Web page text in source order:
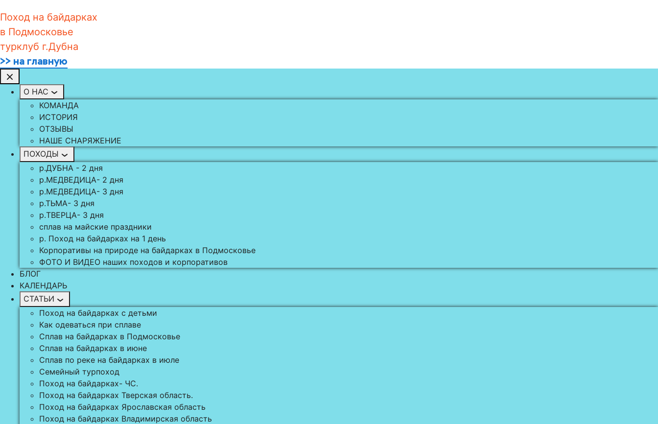
Поход на байдарках
в Подмосковье
турклуб г.Дубна
>> на главную
О НАС
КОМАНДА
ИСТОРИЯ
ОТЗЫВЫ
НАШЕ СНАРЯЖЕНИЕ
ПОХОДЫ
р.ДУБНА - 2 дня
р.МЕДВЕДИЦА- 2 дня
р.МЕДВЕДИЦА- 3 дня
р.ТЬМА- 3 дня
р.TВЕРЦА- 3 дня
сплав на майские праздники
р. Поход на байдарках на 1 день
Корпоративы на природе на байдарках в Подмосковье
ФОТО И ВИДЕО наших походов и корпоративов
БЛОГ
КАЛЕНДАРЬ
СТАТЬИ
Поход на байдарках с детьми
Как одеваться при сплаве
Сплав на байдарках в Подмосковье
Сплав на байдарках в июне
Сплав по реке на байдарках в июле
Семейный турпоход
Поход на байдарках- ЧС.
Поход на байдарках Тверская область.
Поход на байдарках Ярославская область
Поход на байдарках Владимирская область